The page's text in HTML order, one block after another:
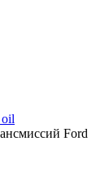
Ford